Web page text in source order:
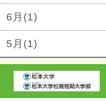
6月(1)
5月(1)